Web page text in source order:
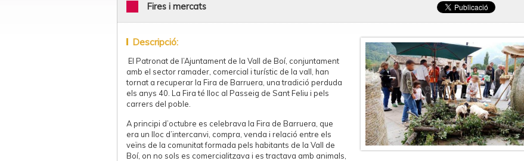
Fires i mercats
Descripció:
El Patronat de l’Ajuntament de la Vall de Boí, conjuntament
amb el sector ramader, comercial i turístic de la vall, han
tornat a recuperar la Fira de Barruera, una tradició perduda
els anys 40. La Fira té lloc al Passeig de Sant Feliu i pels
carrers del poble.
A principi d’octubre es celebrava la Fira de Barruera, que
era un lloc d’intercanvi, compra, venda i relació entre els
veïns de la comunitat formada pels habitants de la Vall de
Boí, on no sols es comercialitzava i es tractava amb animals,